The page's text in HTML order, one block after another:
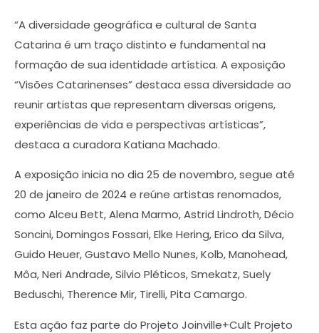
“A diversidade geográfica e cultural de Santa
Catarina é um traço distinto e fundamental na
formação de sua identidade artística. A exposição
“Visões Catarinenses” destaca essa diversidade ao
reunir artistas que representam diversas origens,
experiências de vida e perspectivas artísticas”,
destaca a curadora Katiana Machado.
A exposição inicia no dia 25 de novembro, segue até
20 de janeiro de 2024 e reúne artistas renomados,
como Alceu Bett, Alena Marmo, Astrid Lindroth, Décio
Soncini, Domingos Fossari, Elke Hering, Erico da Silva,
Guido Heuer, Gustavo Mello Nunes, Kolb, Manohead,
Môa, Neri Andrade, Silvio Pléticos, Smekatz, Suely
Beduschi, Therence Mir, Tirelli, Pita Camargo.
Esta ação faz parte do Projeto Joinville+Cult Projeto